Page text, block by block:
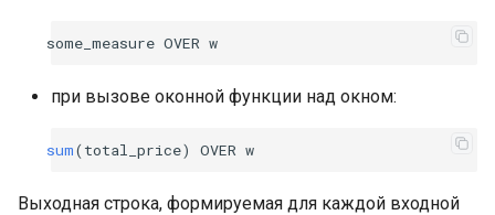
some_measure OVER w
при вызове оконной функции над окном:
sum(total_price) OVER w
Выходная строка, формируемая для каждой входной